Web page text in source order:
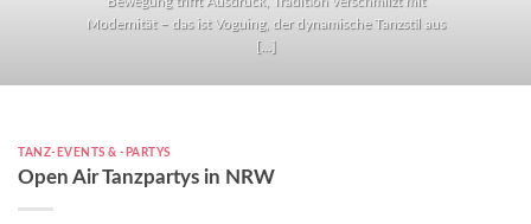
Modernität – das ist Voguing, der dynamische Tanzstil aus
[...]
TANZ-EVENTS & -PARTYS
Open Air Tanzpartys in NRW